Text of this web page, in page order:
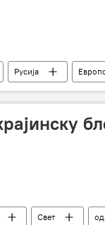
Русија
Свет